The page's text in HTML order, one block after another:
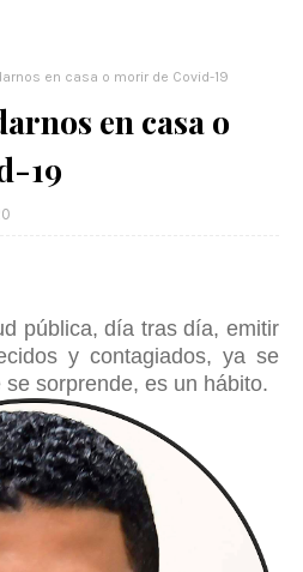
en casa o morir de Covid-19
en casa o
19
pública, día tras día, emitir
y contagiados, ya se
sorprende, es un hábito.